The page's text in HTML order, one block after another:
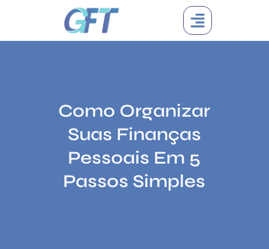
Como Organizar
Suas Finanças
Pessoais Em 5
Passos Simples